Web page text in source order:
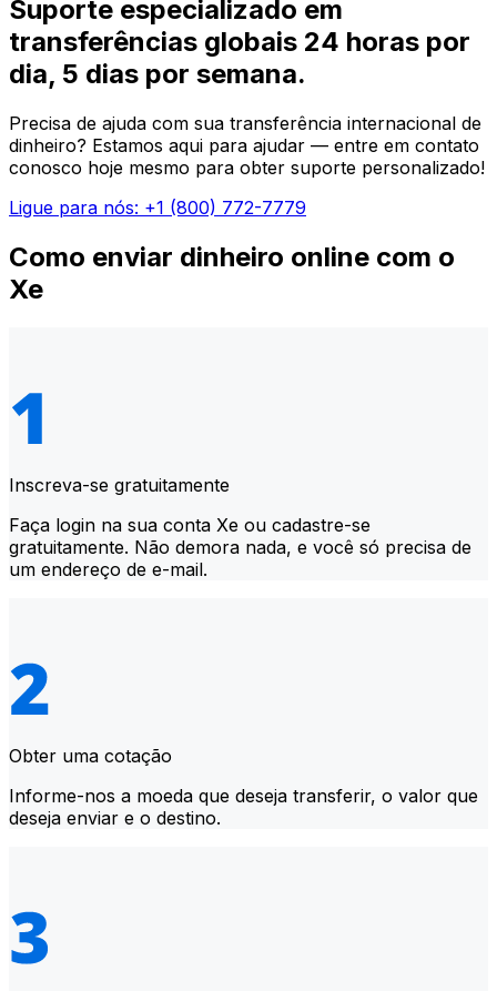
Suporte especializado em
transferências globais 24 horas por
dia, 5 dias por semana.
Precisa de ajuda com sua transferência internacional de
dinheiro? Estamos aqui para ajudar — entre em contato
conosco hoje mesmo para obter suporte personalizado!
Ligue para nós: +1 (800) 772-7779
Como enviar dinheiro online com o
Xe
Inscreva-se gratuitamente
Faça login na sua conta Xe ou cadastre-se
gratuitamente. Não demora nada, e você só precisa de
um endereço de e-mail.
Obter uma cotação
Informe-nos a moeda que deseja transferir, o valor que
deseja enviar e o destino.